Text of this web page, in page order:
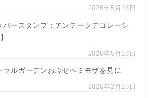
2026年5月13日
バースタンプ：アンテークデコレーシ
2026年5月13日
ラルガーデンおぶせへミモザを見に
2026年2月15日